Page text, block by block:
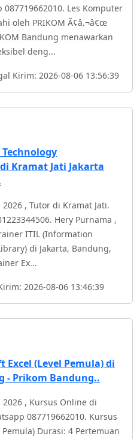
Les Komputer
oleh PRIKOM Ã¢â‚¬â€œ
Bandung menawarkan
deng...
Kirim: 2026-08-06 13:56:39
Kramat Jati Jakarta
, Tutor di Kramat Jati.
Hery Purnama ,
ITIL (Information
di Jakarta, Bandung,
Ex...
2026-08-06 13:46:39
(Level Pemula) di
- Prikom Bandung..
, Kursus Online di
087719662010. Kursus
Durasi: 4 Pertemuan